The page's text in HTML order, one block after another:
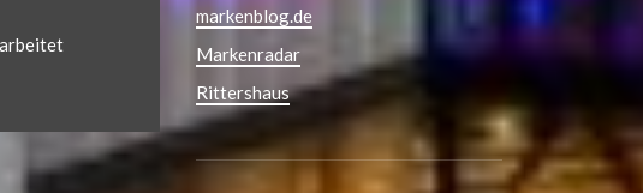
markenblog.de
Markenradar
Rittershaus